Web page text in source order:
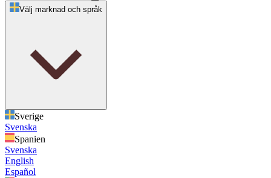
Välj marknad och språk
Sverige
Svenska
Spanien
Svenska
English
Español